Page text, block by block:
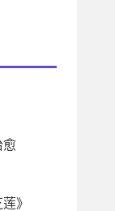
愈
》